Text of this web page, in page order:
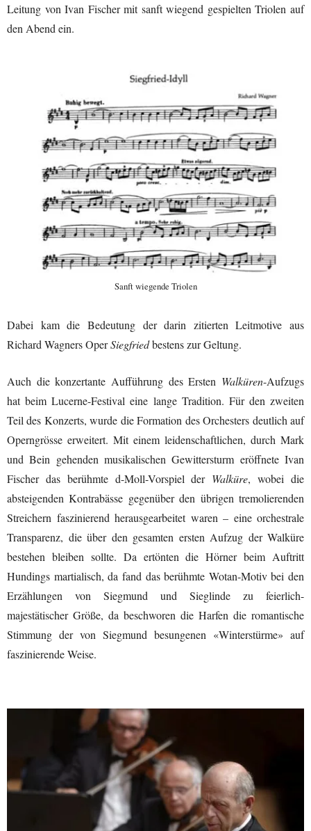
Leitung von Ivan Fischer mit sanft wiegend gespielten Triolen auf
den Abend ein.
Sanft wiegende Triolen
Dabei kam die Bedeutung der darin zitierten Leitmotive aus
Richard Wagners OperSiegfriedbestens zur Geltung.
Auch die konzertante Aufführung des Ersten Walküren-Aufzugs
hat beim Lucerne-Festival eine lange Tradition. Für den zweiten
Teil des Konzerts, wurde die Formation des Orchesters deutlich auf
Operngrösse erweitert. Mit einem leidenschaftlichen, durch Mark
und Bein gehenden musikalischen Gewittersturm eröffnete Ivan
Fischer das berühmte d-Moll-Vorspiel der Walküre, wobei die
absteigenden Kontrabässe gegenüber den übrigen tremolierenden
Streichern faszinierend herausgearbeitet waren – eine orchestrale
Transparenz, die über den gesamten ersten Aufzug der Walküre
bestehen bleiben sollte. Da ertönten die Hörner beim Auftritt
Hundings martialisch, da fand das berühmte Wotan-Motiv bei den
Erzählungen von Siegmund und Sieglinde zu feierlich-
majestätischer Größe, da beschworen die Harfen die romantische
Stimmung der von Siegmund besungenen «Winterstürme» auf
faszinierende Weise.